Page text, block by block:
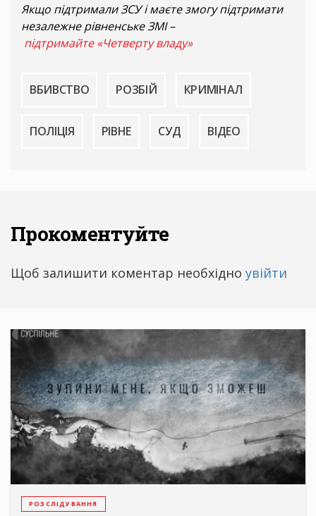
Якщо підтримали ЗСУ і маєте змогу підтримати
незалежне рівненське ЗМІ –
підтримайте «Четверту владу»
ВБИВСТВО РОЗБІЙ КРИМІНАЛ
ПОЛІЦІЯ РІВНЕ СУД ВІДЕО
Прокоментуйте
Щоб залишити коментар необхідно увійти
РОЗСЛІДУВАННЯ